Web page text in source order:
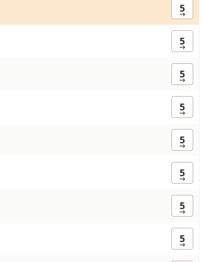
5
5
5
5
5
5
5
5